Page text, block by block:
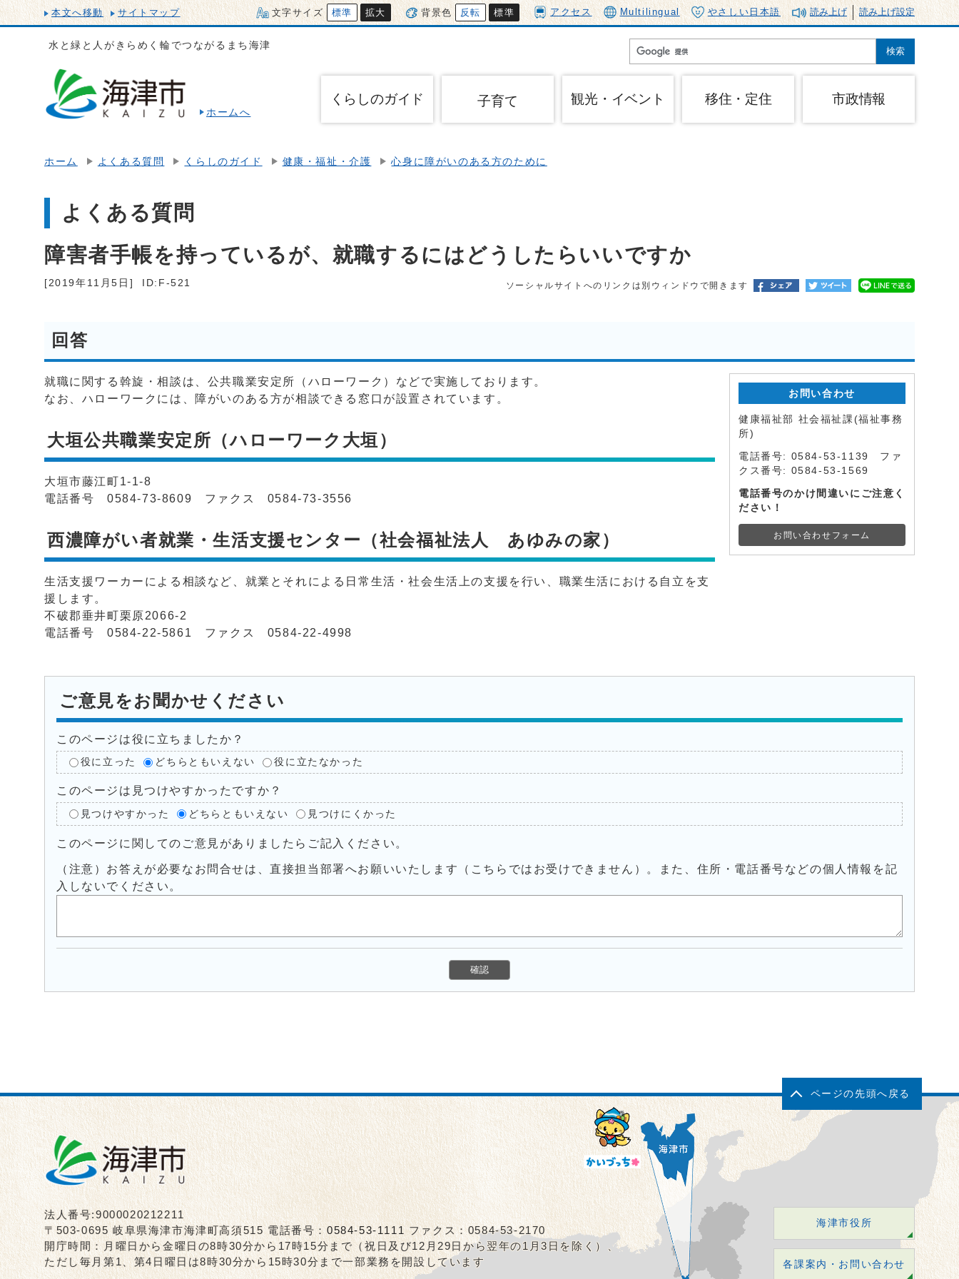
本文へ移動 サイトマップ 文字サイズ 標準 拡大 背景色 反転 標準 アクセス Multilingual やさしい日本語 読み上げ 読み上げ設定
水と緑と人がきらめく輪でつながるまち海津
ホームへ
くらしのガイド 子育て 観光・イベント 移住・定住 市政情報
ホーム よくある質問 くらしのガイド 健康・福祉・介護 心身に障がいのある方のために
よくある質問
障害者手帳を持っているが、就職するにはどうしたらいいですか
[2019年11月5日] ID:F-521 ソーシャルサイトへのリンクは別ウィンドウで開きます
回答
就職に関する斡旋・相談は、公共職業安定所（ハローワーク）などで実施しております。
なお、ハローワークには、障がいのある方が相談できる窓口が設置されています。
大垣公共職業安定所（ハローワーク大垣）
大垣市藤江町1-1-8
電話番号 0584-73-8609 ファクス 0584-73-3556
西濃障がい者就業・生活支援センター（社会福祉法人 あゆみの家）
生活支援ワーカーによる相談など、就業とそれによる日常生活・社会生活上の支援を行い、職業生活における自立を支
援します。
不破郡垂井町栗原2066-2
電話番号 0584-22-5861 ファクス 0584-22-4998
お問い合わせ
健康福祉部 社会福祉課(福祉事務
所)
電話番号: 0584-53-1139 ファ
クス番号: 0584-53-1569
電話番号のかけ間違いにご注意く
ださい！
お問い合わせフォーム
ご意見をお聞かせください
このページは役に立ちましたか？
役に立った どちらともいえない 役に立たなかった
このページは見つけやすかったですか？
見つけやすかった どちらともいえない 見つけにくかった
このページに関してのご意見がありましたらご記入ください。
（注意）お答えが必要なお問合せは、直接担当部署へお願いいたします（こちらではお受けできません）。また、住所・電話番号などの個人情報を記
入しないでください。
ページの先頭へ戻る
法人番号:9000020212211
〒503-0695 岐阜県海津市海津町高須515 電話番号：0584-53-1111ファクス：0584-53-2170
開庁時間：月曜日から金曜日の8時30分から17時15分まで（祝日及び12月29日から翌年の1月3日を除く）、
ただし毎月第1、第4日曜日は8時30分から15時30分まで一部業務を開設しています
海津市役所
各課案内・お問い合わせ